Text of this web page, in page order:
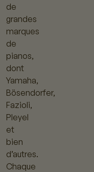
de
grandes
marques
de
pianos,
dont
Yamaha,
Bösendorfer,
Fazioli,
Pleyel
et
bien
d’autres.
Chaque